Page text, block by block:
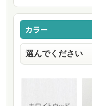
カラー